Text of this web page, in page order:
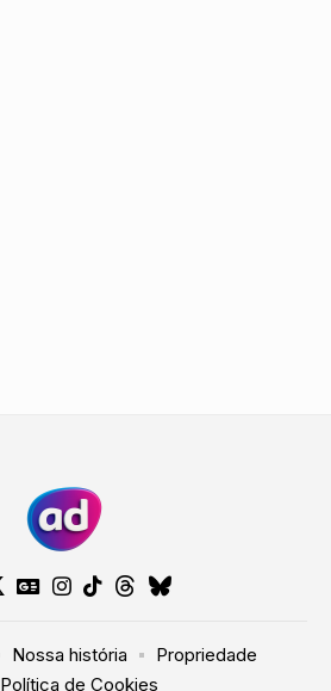
Nossa história
Propriedade
Política de Cookies